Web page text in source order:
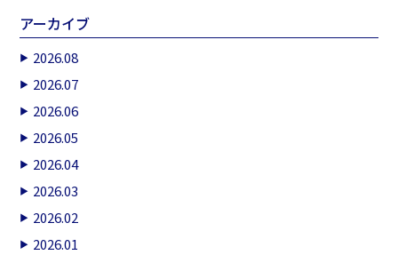
アーカイブ
2026.08
2026.07
2026.06
2026.05
2026.04
2026.03
2026.02
2026.01